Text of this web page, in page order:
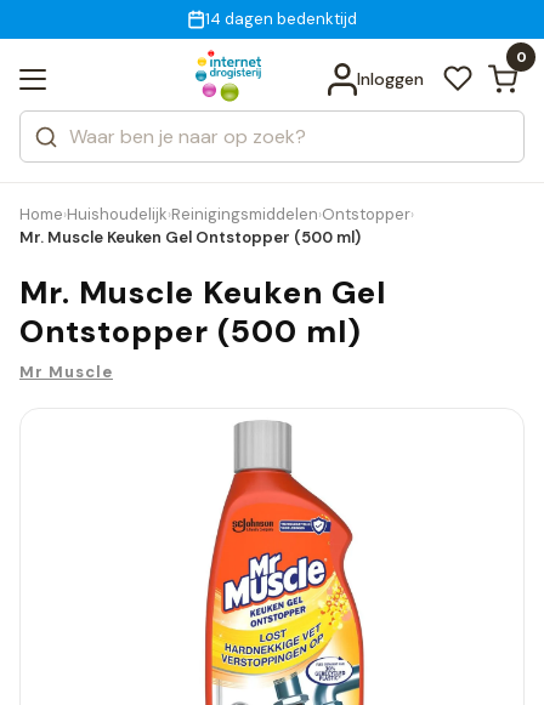
voor 18:00 uur besteld
Gratis bezorging
14 dagen bedenktijd
Inloggen
0
Zoeken
Categorieën
Merken
Bekijk alle resultaten
Home›Huishoudelijk›Reinigingsmiddelen›Ontstopper›
Mr. Muscle Keuken Gel Ontstopper (500 ml)
Mr. Muscle Keuken Gel
Ontstopper (500 ml)
Mr Muscle